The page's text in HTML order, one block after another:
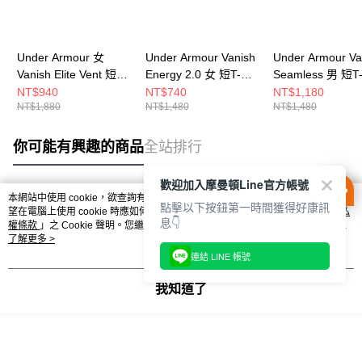
Under Armour 女
Vanish Elite Vent 短T-
Shirt 1386400-001
NT$940
NT$1,880
Under Armour Vanish
Energy 2.0 女 短T-
Shirt 1379141-543
NT$740
NT$1,480
Under Armour
Seamless 男 短
1382801-001
NT$1,180
NT$1,480
你可能有興趣的商品全站排行
熱門標籤
本網站中使用 cookie，欲查詢有關本網站使用 cookie 方式之詳情，及若您不希
望在電腦上使用 cookie 時應如何變更電腦的 cookie 設定，請參閱本網站「
隱私
權條款 」之 Cookie 聲明。您繼續使用本網站即表示您同意本公司得按本網站使
用條款之 Cookie 聲明使用 cookie。
了解更多 >
我知道了
歡迎加入摩曼頓Line官方帳號
點擊以下按鈕第一時間獲得好康訊
息👇
連結 LINE 帳號